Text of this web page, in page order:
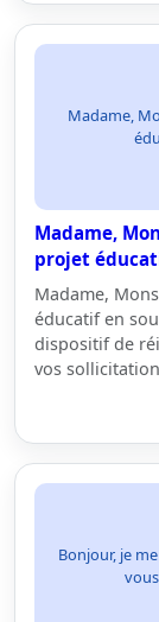
Madame,
Madame,
projet
Madame,
éducatif en
dispositif de
vos
Bonjour, je